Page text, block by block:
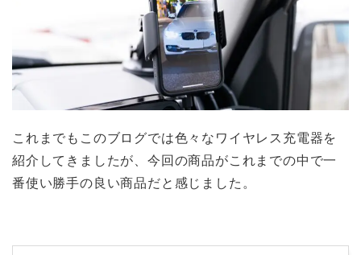
これまでもこのブログでは色々なワイヤレス充電器を
紹介してきましたが、今回の商品がこれまでの中で一
番使い勝手の良い商品だと感じました。